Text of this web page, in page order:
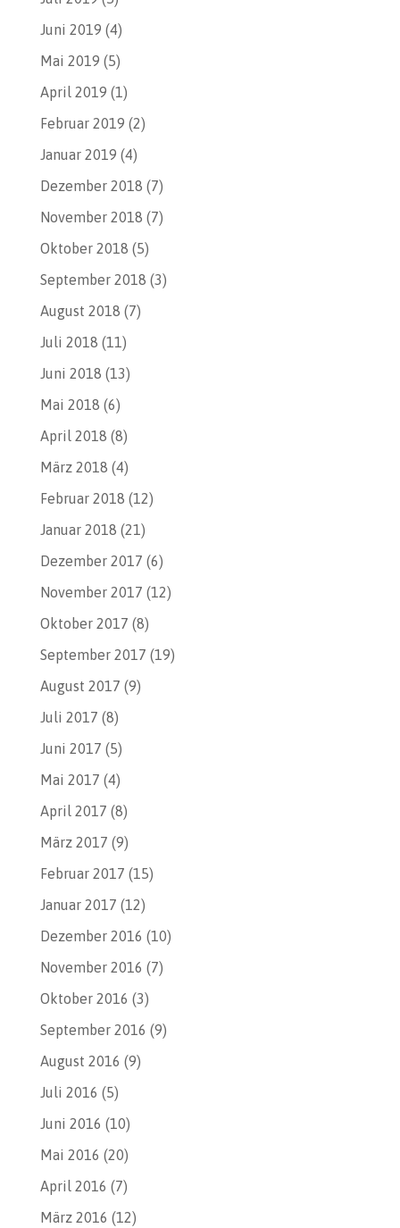
Juni 2019 (4)
Mai 2019 (5)
April 2019 (1)
Februar 2019 (2)
Januar 2019 (4)
Dezember 2018 (7)
November 2018 (7)
Oktober 2018 (5)
September 2018 (3)
August 2018 (7)
Juli 2018 (11)
Juni 2018 (13)
Mai 2018 (6)
April 2018 (8)
März 2018 (4)
Februar 2018 (12)
Januar 2018 (21)
Dezember 2017 (6)
November 2017 (12)
Oktober 2017 (8)
September 2017 (19)
August 2017 (9)
Juli 2017 (8)
Juni 2017 (5)
Mai 2017 (4)
April 2017 (8)
März 2017 (9)
Februar 2017 (15)
Januar 2017 (12)
Dezember 2016 (10)
November 2016 (7)
Oktober 2016 (3)
September 2016 (9)
August 2016 (9)
Juli 2016 (5)
Juni 2016 (10)
Mai 2016 (20)
April 2016 (7)
März 2016 (12)